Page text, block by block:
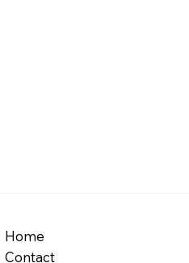
Home
Contact